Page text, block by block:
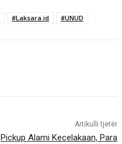
#Laksara.id #UNUD
Artikulli tjetër
Pickup Alami Kecelakaan, Para